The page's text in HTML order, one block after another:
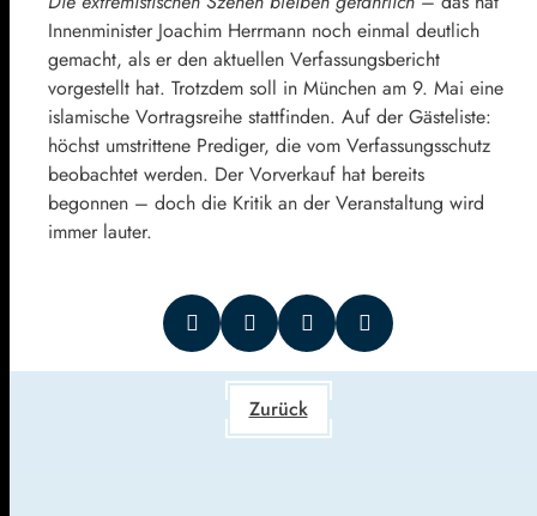
Innenminister Joachim Herrmann noch einmal deutlich
gemacht, als er den aktuellen Verfassungsbericht
vorgestellt hat. Trotzdem soll in München am 9. Mai eine
islamische Vortragsreihe stattfinden. Auf der Gästeliste:
höchst umstrittene Prediger, die vom Verfassungsschutz
beobachtet werden. Der Vorverkauf hat bereits
begonnen – doch die Kritik an der Veranstaltung wird
immer lauter.
Zurück